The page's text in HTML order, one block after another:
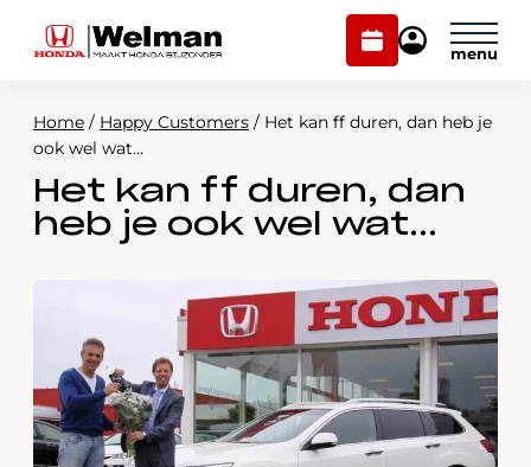
Plan
onderhoud
Mijn
Modellen
Voorraad
Webshop
Contact
Plan onderhoud
Home / Happy Customers / Het kan ff duren, dan heb je
ook wel wat…
Het kan ff duren, dan
heb je ook wel wat…